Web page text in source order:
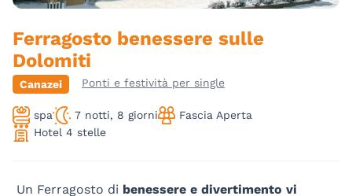
Ferragosto benessere sulle
Dolomiti
Canazei Ponti e festività per single
spa 7 notti, 8 giorni
Fascia Aperta
Hotel 4 stelle
Un Ferragosto di benessere e divertimento vi